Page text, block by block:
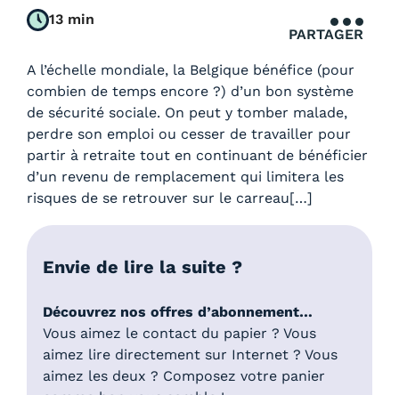
13 min
PARTAGER
A l’échelle mondiale, la Belgique bénéfice (pour
combien de temps encore ?) d’un bon système
de sécurité sociale. On peut y tomber malade,
perdre son emploi ou cesser de travailler pour
partir à retraite tout en continuant de bénéficier
d’un revenu de remplacement qui limitera les
risques de se retrouver sur le carreau[…]
Envie de lire la suite ?
Découvrez nos offres d’abonnement…
Vous aimez le contact du papier ? Vous
aimez lire directement sur Internet ? Vous
aimez les deux ? Composez votre panier